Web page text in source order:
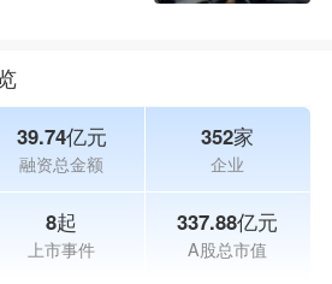
39.74亿元
融资总金额
352家
企业
8起
上市事件
337.88亿元
A股总市值